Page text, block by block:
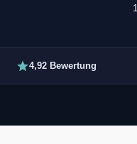
4,92 Bewertung